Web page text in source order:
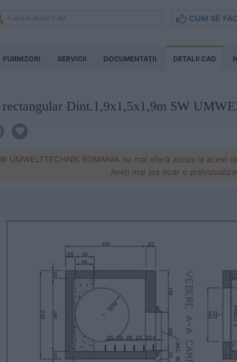
CUM SE
FURNIZORI SERVICII DOCUMENTAŢII DETALII CAD
rectangular Dint.1,9x1,5x1,9m SW
UMWELTTECHNIK ROMANIA nu mai oferă acces la acest
Aveți mai jos doar o